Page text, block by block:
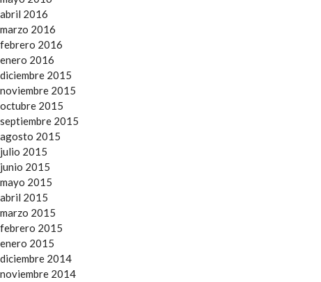
abril 2016
marzo 2016
febrero 2016
enero 2016
diciembre 2015
noviembre 2015
octubre 2015
septiembre 2015
agosto 2015
julio 2015
junio 2015
mayo 2015
abril 2015
marzo 2015
febrero 2015
enero 2015
diciembre 2014
noviembre 2014